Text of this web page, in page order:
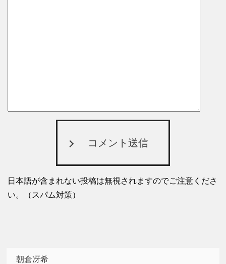
コメント送信
日本語が含まれない投稿は無視されますのでご注意くださ
い。（スパム対策）
朝倉冴希